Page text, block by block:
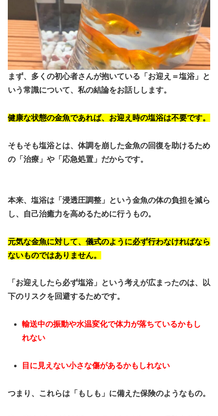
まず、多くの初心者さんが抱いている「お迎え＝塩浴」と
いう常識について、私の結論をお話しします。
健康な状態の金魚であれば、お迎え時の塩浴は不要です。
そもそも塩浴とは、体調を崩した金魚の回復を助けるため
の「治療」や「応急処置」だからです。
本来、塩浴は「浸透圧調整」という金魚の体の負担を減ら
し、自己治癒力を高めるために行うもの。
元気な金魚に対して、儀式のように必ず行わなければなら
ないものではありません。
「お迎えしたら必ず塩浴」という考えが広まったのは、以
下のリスクを回避するためです。
輸送中の振動や水温変化で体力が落ちているかもし
れない
目に見えない小さな傷があるかもしれない
つまり、これらは「もしも」に備えた保険のようなもの。